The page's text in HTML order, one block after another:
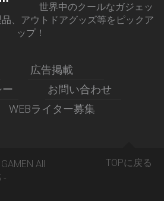
世界中のクールなガジェッ
、アウトドアグッズ等をピックア
ップ！
広告掲載
お問い合わせ
WEBライター募集
All
-
TOPに戻る